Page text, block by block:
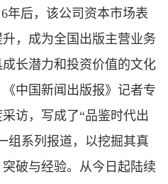
年后，该公司资本市场表
，成为全国出版主营业务
长潜力和投资价值的文化
中国新闻出版报》记者专
访，写成了“品鉴时代出
组系列报道，以挖掘其真
破与经验。从今日起陆续